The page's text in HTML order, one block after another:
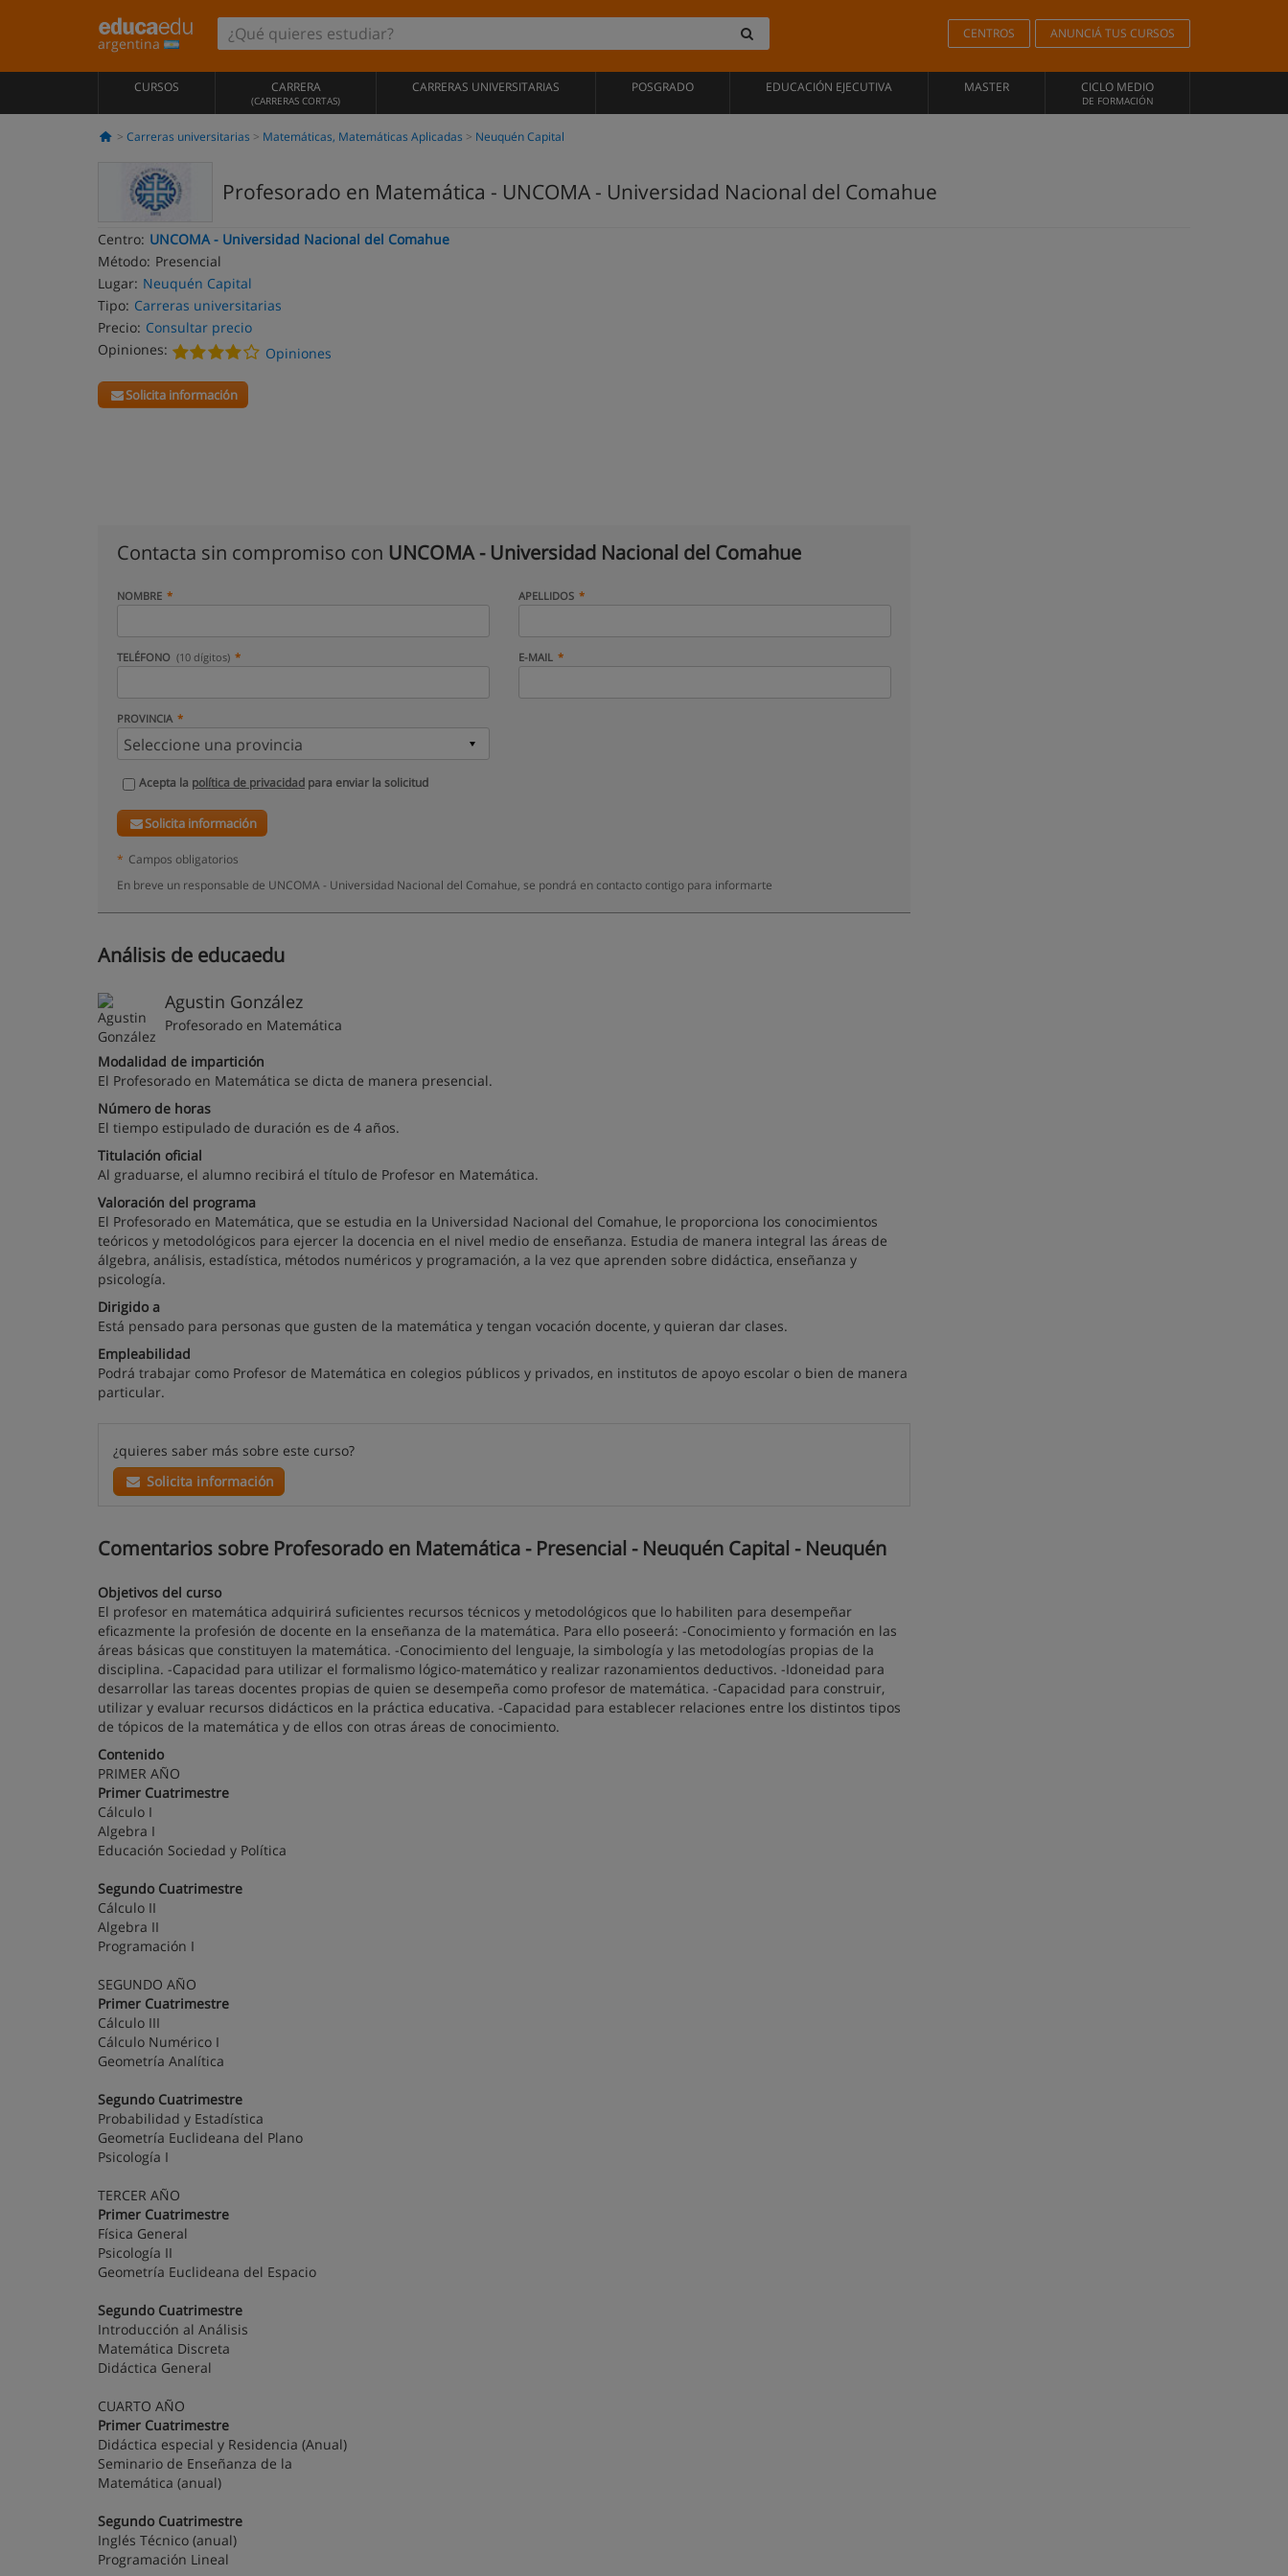
argentina
CENTROS ANUNCIÁ TUS CURSOS
CURSOS CARRERA
(CARRERAS CORTAS)
CARRERAS UNIVERSITARIAS POSGRADO EDUCACIÓN EJECUTIVA MASTER CICLO MEDIO
DE FORMACIÓN
Carreras universitarias Matemáticas, Matemáticas Aplicadas Neuquén Capital
Profesorado en Matemática - UNCOMA - Universidad Nacional del Comahue
Centro: UNCOMA - Universidad Nacional del Comahue
Método: Presencial
Lugar: Neuquén Capital
Tipo: Carreras universitarias
Precio: Consultar precio
Opiniones:
Opiniones
Solicita información
Contacta sin compromiso con UNCOMA - Universidad Nacional del Comahue
NOMBRE APELLIDOS
TELÉFONO (10 dígitos) E-MAIL
PROVINCIA
Acepta la política de privacidad para enviar la solicitud
Solicita información
* Campos obligatorios
En breve un responsable de UNCOMA - Universidad Nacional del Comahue, se pondrá en contacto contigo para informarte
Análisis de educaedu
Agustin González
Profesorado en Matemática
Modalidad de impartición
El Profesorado en Matemática se dicta de manera presencial.
Número de horas
El tiempo estipulado de duración es de 4 años.
Titulación oficial
Al graduarse, el alumno recibirá el título de Profesor en Matemática.
Valoración del programa
El Profesorado en Matemática, que se estudia en la Universidad Nacional del Comahue, le proporciona los conocimientos
teóricos y metodológicos para ejercer la docencia en el nivel medio de enseñanza. Estudia de manera integral las áreas de
álgebra, análisis, estadística, métodos numéricos y programación, a la vez que aprenden sobre didáctica, enseñanza y
psicología.
Dirigido a
Está pensado para personas que gusten de la matemática y tengan vocación docente, y quieran dar clases.
Empleabilidad
Podrá trabajar como Profesor de Matemática en colegios públicos y privados, en institutos de apoyo escolar o bien de manera
particular.
¿quieres saber más sobre este curso?
Solicita información
Comentarios sobre Profesorado en Matemática - Presencial - Neuquén Capital - Neuquén
Objetivos del curso
El profesor en matemática adquirirá suficientes recursos técnicos y metodológicos que lo habiliten para desempeñar
eficazmente la profesión de docente en la enseñanza de la matemática. Para ello poseerá: -Conocimiento y formación en las
áreas básicas que constituyen la matemática. -Conocimiento del lenguaje, la simbología y las metodologías propias de la
disciplina. -Capacidad para utilizar el formalismo lógico-matemático y realizar razonamientos deductivos. -Idoneidad para
desarrollar las tareas docentes propias de quien se desempeña como profesor de matemática. -Capacidad para construir,
utilizar y evaluar recursos didácticos en la práctica educativa. -Capacidad para establecer relaciones entre los distintos tipos
de tópicos de la matemática y de ellos con otras áreas de conocimiento.
Contenido
PRIMER AÑO
Primer Cuatrimestre
Cálculo I
Algebra I
Educación Sociedad y Política
Segundo Cuatrimestre
Cálculo II
Algebra II
Programación I
SEGUNDO AÑO
Primer Cuatrimestre
Cálculo III
Cálculo Numérico I
Geometría Analítica
Segundo Cuatrimestre
Probabilidad y Estadística
Geometría Euclideana del Plano
Psicología I
TERCER AÑO
Primer Cuatrimestre
Física General
Psicología II
Geometría Euclideana del Espacio
Segundo Cuatrimestre
Introducción al Análisis
Matemática Discreta
Didáctica General
CUARTO AÑO
Primer Cuatrimestre
Didáctica especial y Residencia (Anual)
Seminario de Enseñanza de la
Matemática (anual)
Segundo Cuatrimestre
Inglés Técnico (anual)
Programación Lineal